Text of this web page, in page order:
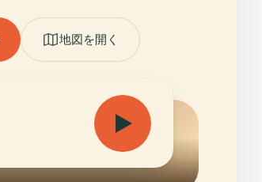
地図を開く